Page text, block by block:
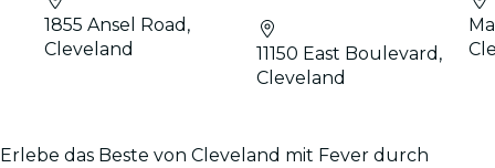
1855 Ansel Road,
Cleveland
11150 East Boulevard,
Cleveland
Erlebe das Beste von Cleveland mit Fever durch